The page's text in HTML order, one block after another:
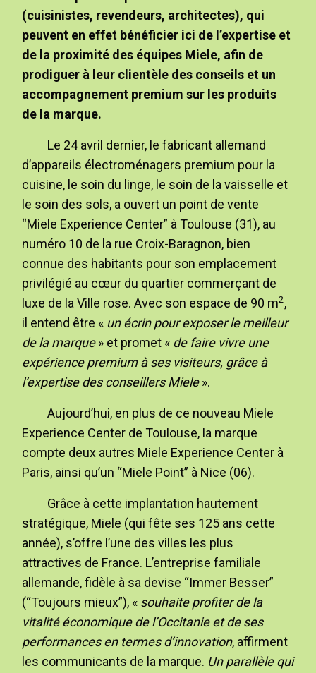
(cuisinistes, revendeurs, architectes), qui
peuvent en effet bénéficier ici de l’expertise et
de la proximité des équipes Miele, afin de
prodiguer à leur clientèle des conseils et un
accompagnement premium sur les produits
de la marque.
Le 24 avril dernier, le fabricant allemand
d’appareils électroménagers premium pour la
cuisine, le soin du linge, le soin de la vaisselle et
le soin des sols, a ouvert un point de vente
“Miele Experience Center” à Toulouse (31), au
numéro 10 de la rue Croix-Baragnon, bien
connue des habitants pour son emplacement
privilégié au cœur du quartier commerçant de
luxe de la Ville rose. Avec son espace de 90 m2,
il entend être « un écrin pour exposer le meilleur
de la marque» et promet « de faire vivre une
expérience premium à ses visiteurs, grâce à
l’expertise des conseillers Miele».
Aujourd’hui, en plus de ce nouveau Miele
Experience Center de Toulouse, la marque
compte deux autres Miele Experience Center à
Paris, ainsi qu’un “Miele Point” à Nice (06).
Grâce à cette implantation hautement
stratégique, Miele (qui fête ses 125 ans cette
année), s’offre l’une des villes les plus
attractives de France. L’entreprise familiale
allemande, fidèle à sa devise “Immer Besser”
(“Toujours mieux”), « souhaite profiter de la
vitalité économique de l’Occitanie et de ses
performances en termes d’innovation, affirment
les communicants de la marque. Un parallèle qui